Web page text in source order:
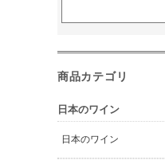
商品カテゴリ
日本のワイン
日本のワイン